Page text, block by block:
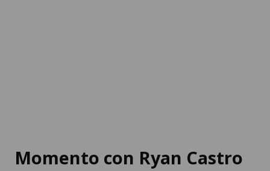
Momento con Ryan Castro